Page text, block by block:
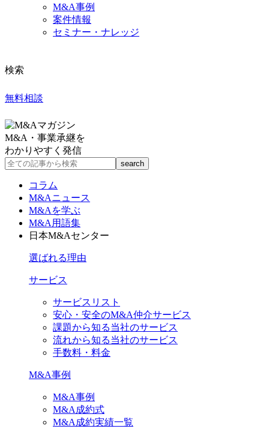
M&A事例
案件情報
セミナー・ナレッジ
検索
無料相談
M&A・事業承継を
わかりやすく発信
コラム
M&Aニュース
M&Aを学ぶ
M&A用語集
日本M&Aセンター
選ばれる理由
サービス
サービスリスト
安心・安全のM&A仲介サービス
課題から知る当社のサービス
流れから知る当社のサービス
手数料・料金
M&A事例
M&A事例
M&A成約式
M&A成約実績一覧